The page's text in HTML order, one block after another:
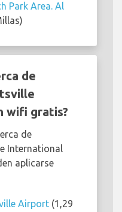
Park Area. Al
de
wifi gratis?
de
International
aplicarse
Airport (1,29